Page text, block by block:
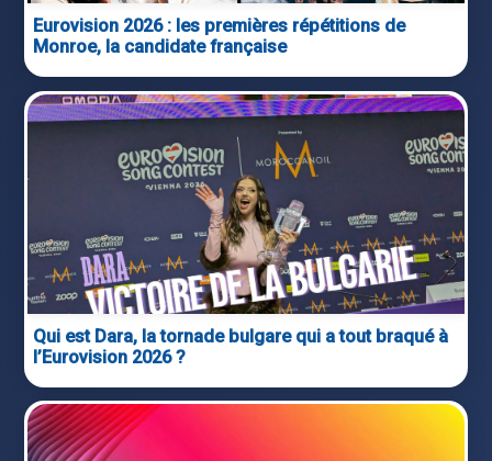
Eurovision 2026 : les premières répétitions de
Monroe, la candidate française
Qui est Dara, la tornade bulgare qui a tout braqué à
l’Eurovision 2026 ?